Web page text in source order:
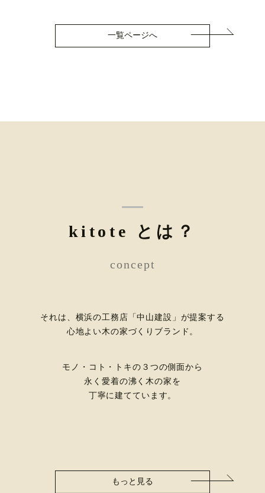
一覧ページへ
kitote とは？
concept
それは、横浜の工務店「中山建設」が提案する
心地よい木の家づくりブランド。
モノ・コト・トキの３つの側面から
永く愛着の沸く木の家を
丁寧に建てています。
もっと見る